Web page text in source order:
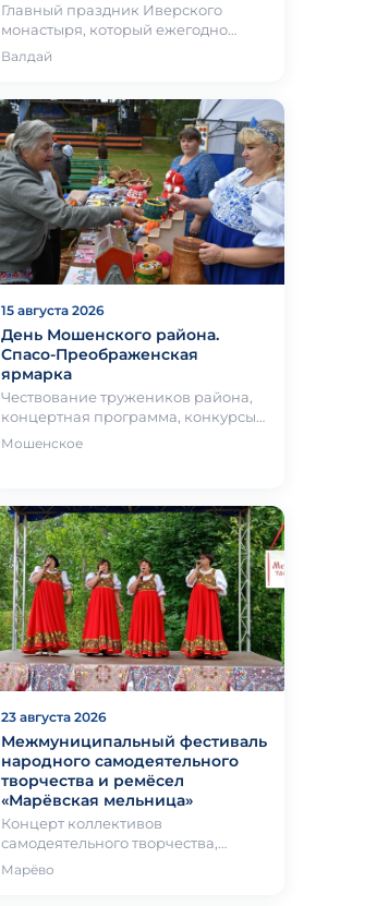
Главный праздник Иверского
монастыря, который ежегодно
проводится с участием жителей
Валдай
15 августа 2026
День Мошенского района.
Спасо-Преображенская
ярмарка
Чествование тружеников района,
концертная программа, конкурсы,
торгово-ремесленные ряды,
Мошенское
23 августа 2026
Межмуниципальный фестиваль
народного самодеятельного
творчества и ремёсел
«Марёвская мельница»
Концерт коллективов
самодеятельного творчества,
ярмарки изделий народных
мастеров, Марёвская уха, чай,
Марёво